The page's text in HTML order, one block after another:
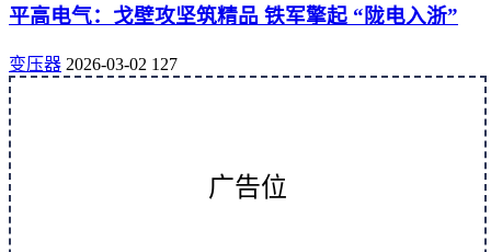
平高电气：戈壁攻坚筑精品 铁军擎起 “陇电入浙”
变压器 2026-03-02 127
广告位